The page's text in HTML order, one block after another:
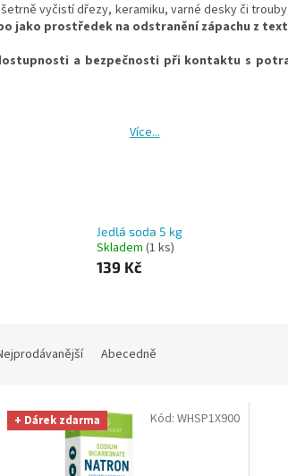
vyčistí dřezy, keramiku, varné desky či
jako prostředek na odstranění zápachu z
a bezpečnosti při kontaktu s
Více...
Jedlá soda 5 kg
Skladem (1 ks)
139 Kč
Abecedně
+ Dárek zdarma Kód: WHSP1X900